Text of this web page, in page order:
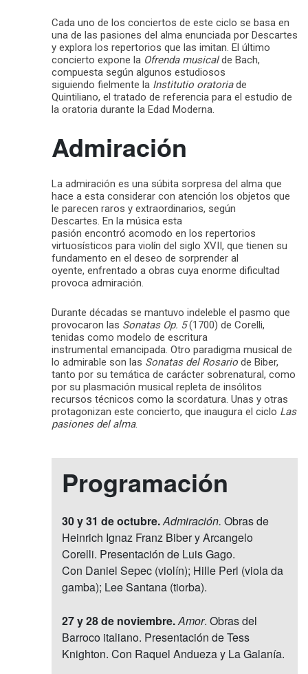
Cada uno de los conciertos de este ciclo se basa en
una de las pasiones del alma enunciada por Descartes
y explora los repertorios que las imitan. El último
concierto expone la Ofrenda musicalde Bach,
compuesta según algunos estudiosos
siguiendo fielmente la Institutio oratoriade
Quintiliano, el tratado de referencia para el estudio de
la oratoria durante la Edad Moderna.
Admiración
La admiración es una súbita sorpresa del alma que
hace a esta considerar con atención los objetos que
le parecen raros y extraordinarios, según
Descartes. En la música esta
pasión encontró acomodo en los repertorios
virtuosísticos para violín del siglo XVII, que tienen su
fundamento en el deseo de sorprender al
oyente, enfrentado a obras cuya enorme dificultad
provoca admiración.
Durante décadas se mantuvo indeleble el pasmo que
provocaron las Sonatas Op. 5(1700) de Corelli,
tenidas como modelo de escritura
instrumental emancipada. Otro paradigma musical de
lo admirable son las Sonatas del Rosario de Biber,
tanto por su temática de carácter sobrenatural, como
por su plasmación musical repleta de insólitos
recursos técnicos como la scordatura. Unas y otras
protagonizan este concierto, que inaugura el ciclo Las
pasiones del alma.
Programación
30 y 31 de octubre.Admiración. Obras de
Heinrich Ignaz Franz Biber y Arcangelo
Corelli. Presentación de Luis Gago.
Con Daniel Sepec (violín); Hille Perl (viola da
gamba); Lee Santana (tiorba).
27 y 28 de noviembre.Amor. Obras del
Barroco italiano. Presentación de Tess
Knighton. Con Raquel Andueza y La Galanía.